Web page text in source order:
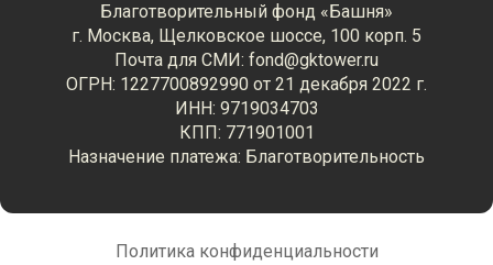
Благотворительный фонд «Башня»
г. Москва, Щелковское шоссе, 100 корп. 5
Почта для СМИ: fond@gktower.ru
ОГРН: 1227700892990 от 21 декабря 2022 г.
ИНН: 9719034703
КПП: 771901001
Назначение платежа: Благотворительность
Политика конфиденциальности